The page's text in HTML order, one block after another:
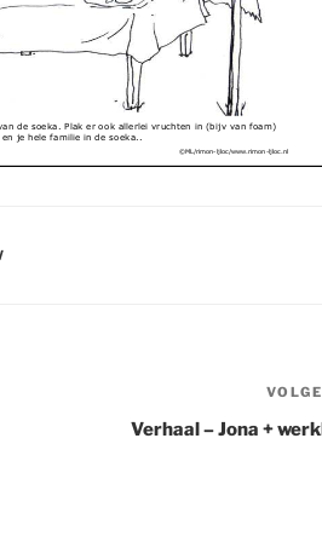
©ML/rimon-ljloc/www.rimon-ljloc.nl
de soeka. Plak er ook allerlei vruchten in (bijv van foam)
je hele familie in de soeka..
Verhaal – Jona +